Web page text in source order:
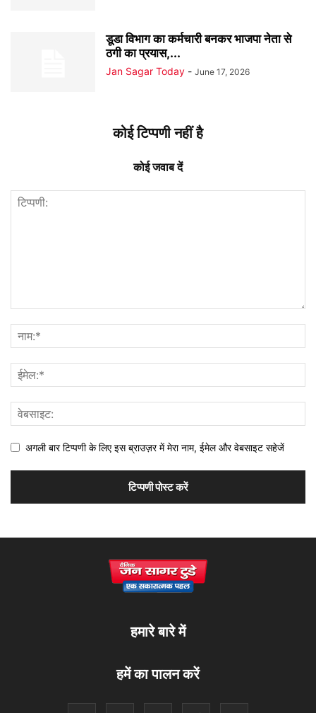
डूडा विभाग का कर्मचारी बनकर भाजपा नेता से
ठगी का प्रयास,...
Jan Sagar Today - June 17, 2026
कोई टिप्पणी नहीं है
कोई जवाब दें
अगली बार टिप्पणी के लिए इस ब्राउज़र में मेरा नाम, ईमेल और वेबसाइट सहेजें
हमारे बारे में
हमें का पालन करें